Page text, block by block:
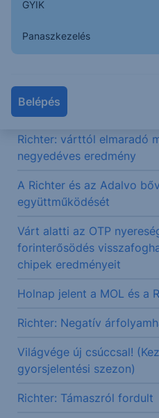
GYIK
Panaszkezelés
Belépés
RICHTER
Vártnál is nagyobb rekord
Richter: várttól elmaradó
negyedéves eredmény
A Richter és az Adalvo
együttműködését
Várt alatti az OTP
forinterősödés
chipek eredményeit
Holnap jelent a MOL és a
Richter: Negatív
Világvége új csúccsal!
gyorsjelentési szezon)
Richter: Támaszról fordult